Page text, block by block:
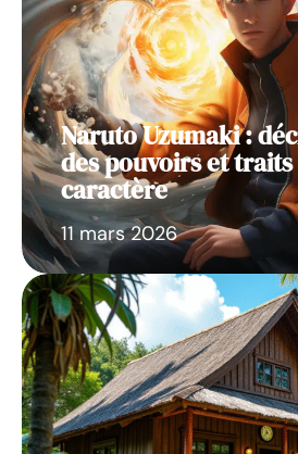
Naruto Uzumaki :
des pouvoirs et traits
caractère
11 mars 2026